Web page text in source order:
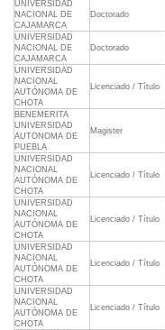
UNIVERSIDAD
NACIONAL DE
CAJAMARCA
Doctorado
UNIVERSIDAD
NACIONAL DE
CAJAMARCA
Doctorado
UNIVERSIDAD
NACIONAL
AUTÓNOMA DE
CHOTA
Licenciado / Título
BENEMERITA
UNIVERSIDAD
AUTONOMA DE
PUEBLA
Magister
UNIVERSIDAD
NACIONAL
AUTÓNOMA DE
CHOTA
Licenciado / Título
UNIVERSIDAD
NACIONAL
AUTÓNOMA DE
CHOTA
Licenciado / Título
UNIVERSIDAD
NACIONAL
AUTÓNOMA DE
CHOTA
Licenciado / Título
UNIVERSIDAD
NACIONAL
AUTÓNOMA DE
CHOTA
Licenciado / Título